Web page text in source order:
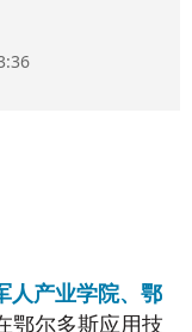
人产业学院、鄂
鄂尔多斯应用技